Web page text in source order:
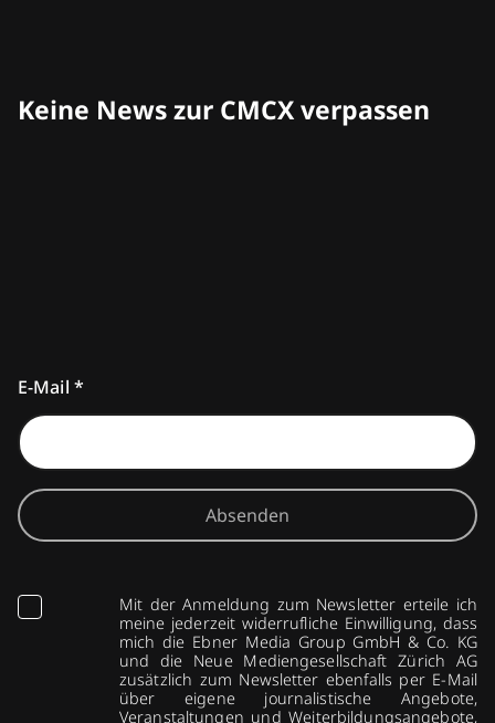
Keine News zur CMCX verpassen
E-Mail *
Absenden
Mit der Anmeldung zum Newsletter erteile ich
meine jederzeit widerrufliche Einwilligung, dass
mich die Ebner Media Group GmbH & Co. KG
und die Neue Mediengesellschaft Zürich AG
zusätzlich zum Newsletter ebenfalls per E-Mail
über eigene journalistische Angebote,
Veranstaltungen und Weiterbildungsangebote,